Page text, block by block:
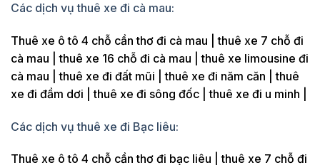
Các dịch vụ thuê xe đi cà mau:
Thuê xe ô tô 4 chỗ cần thơ đi cà mau | thuê xe 7 chỗ đi
cà mau | thuê xe 16 chỗ đi cà mau | thuê xe limousine đi
cà mau | thuê xe đi đất mũi | thuê xe đi năm căn | thuê
xe đi đầm dơi | thuê xe đi sông đốc | thuê xe đi u minh |
Các dịch vụ thuê xe đi Bạc liêu:
Thuê xe ô tô 4 chỗ cần thơ đi bạc liêu | thuê xe 7 chỗ đi